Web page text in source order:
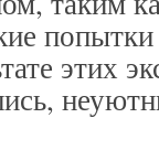
попытки
этих